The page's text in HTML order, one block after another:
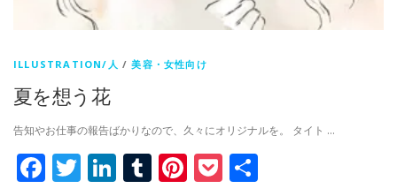
ILLUSTRATION/人 /美容・女性向け
夏を想う花
告知やお仕事の報告ばかりなので、久々にオリジナルを。 タイト …
Facebook
Twitter
LinkedIn
Tumblr
Pinterest
Pocket